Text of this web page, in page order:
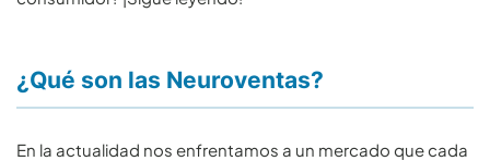
¿Qué son las Neuroventas?
En la actualidad nos enfrentamos a un mercado que cada